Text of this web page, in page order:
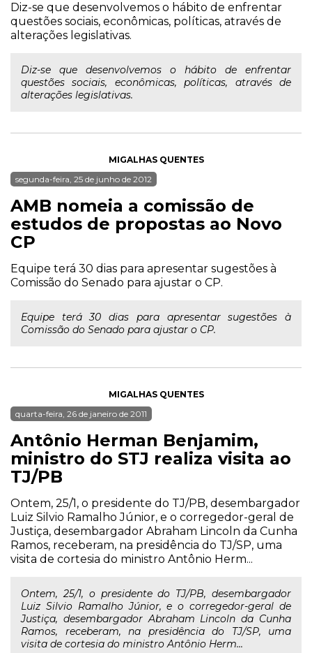
Diz-se que desenvolvemos o hábito de enfrentar
questões sociais, econômicas, políticas, através de
alterações legislativas.
Diz-se que desenvolvemos o hábito de enfrentar
questões sociais, econômicas, políticas, através de
alterações legislativas.
MIGALHAS QUENTES
segunda-feira, 25 de junho de 2012
AMB nomeia a comissão de
estudos de propostas ao Novo
CP
Equipe terá 30 dias para apresentar sugestões à
Comissão do Senado para ajustar o CP.
Equipe terá 30 dias para apresentar sugestões à
Comissão do Senado para ajustar o CP.
MIGALHAS QUENTES
quarta-feira, 26 de janeiro de 2011
Antônio Herman Benjamim,
ministro do STJ realiza visita ao
TJ/PB
Ontem, 25/1, o presidente do TJ/PB, desembargador
Luiz Silvio Ramalho Júnior, e o corregedor-geral de
Justiça, desembargador Abraham Lincoln da Cunha
Ramos, receberam, na presidência do TJ/SP, uma
visita de cortesia do ministro Antônio Herm...
Ontem, 25/1, o presidente do TJ/PB, desembargador
Luiz Silvio Ramalho Júnior, e o corregedor-geral de
Justiça, desembargador Abraham Lincoln da Cunha
Ramos, receberam, na presidência do TJ/SP, uma
visita de cortesia do ministro Antônio Herm...